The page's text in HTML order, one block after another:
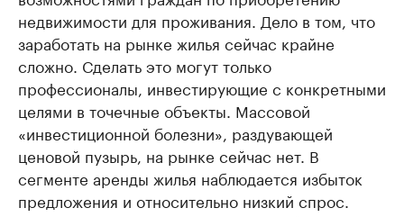
недвижимости для проживания. Дело в том, что
заработать на рынке жилья сейчас крайне
сложно. Сделать это могут только
профессионалы, инвестирующие с конкретными
целями в точечные объекты. Массовой
«инвестиционной болезни», раздувающей
ценовой пузырь, на рынке сейчас нет. В
сегменте аренды жилья наблюдается избыток
предложения и относительно низкий спрос.